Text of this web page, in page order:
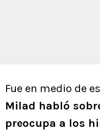
Fue en medio de
Milad habló
preocupa a los